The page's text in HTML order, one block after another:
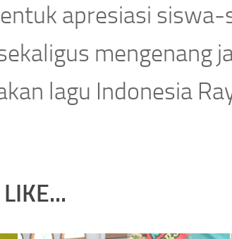
apresiasi
mengenang
lagu Indonesia